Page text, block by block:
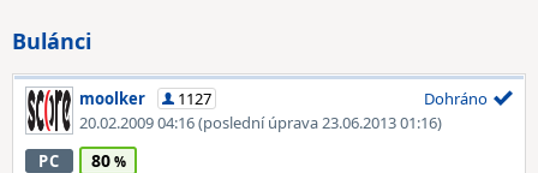
Bulánci
moolker
1127
20.02.2009 04:16(poslední úprava 23.06.2013 01:16)
Dohráno
PC 80